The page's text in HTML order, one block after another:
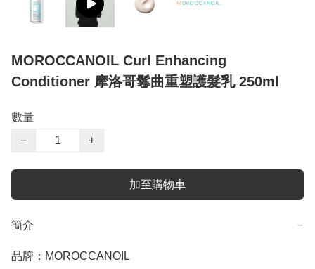
MOROCCANOIL Curl Enhancing
Conditioner 摩洛哥鬈曲重塑護髮乳 250ml
數量
−
+
加至購物車
簡介 −
品牌：MOROCCANOIL